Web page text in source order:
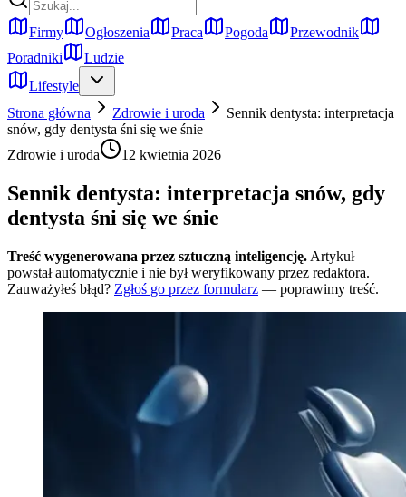
Firmy Ogłoszenia Praca Pogoda
Przewodnik
Poradniki
Ludzie
Lifestyle
Strona główna
Zdrowie i uroda
Sennik dentysta: interpretacja
snów, gdy dentysta śni się we śnie
Zdrowie i uroda
12 kwietnia 2026
Sennik dentysta: interpretacja snów, gdy
dentysta śni się we śnie
Treść wygenerowana przez sztuczną inteligencję. Artykuł
powstał automatycznie i nie był weryfikowany przez redaktora.
Zauważyłeś błąd? Zgłoś go przez formularz — poprawimy treść.